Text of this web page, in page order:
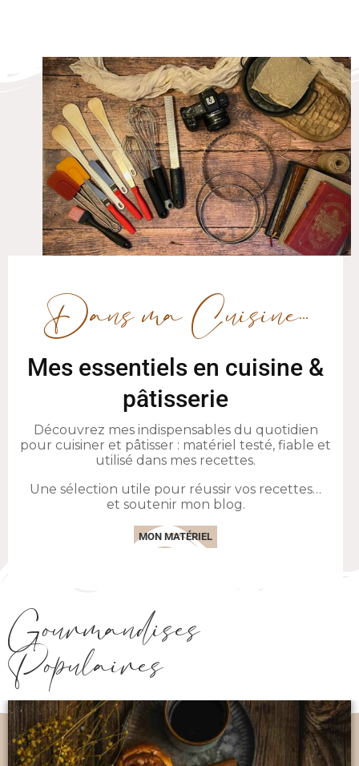
MÉLI-MÉLO DE FRAÎCHEUR, VINAIGRETTE AU
BASILIC
2 juillet 2013 6,1K vues
Hier, il faisait un temps magnifique et comme ce week-
end j’ai fait le plein de fruits et légumes au marché, j’ai eu